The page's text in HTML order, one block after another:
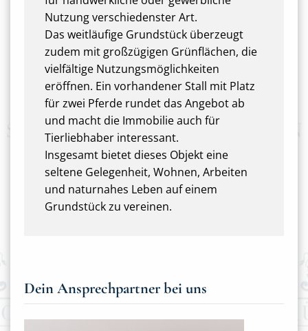
Nutzung verschiedenster Art.
Das weitläufige Grundstück überzeugt
zudem mit großzügigen Grünflächen, die
vielfältige Nutzungsmöglichkeiten
eröffnen. Ein vorhandener Stall mit Platz
für zwei Pferde rundet das Angebot ab
und macht die Immobilie auch für
Tierliebhaber interessant.
Insgesamt bietet dieses Objekt eine
seltene Gelegenheit, Wohnen, Arbeiten
und naturnahes Leben auf einem
Grundstück zu vereinen.
Dein Ansprechpartner bei uns